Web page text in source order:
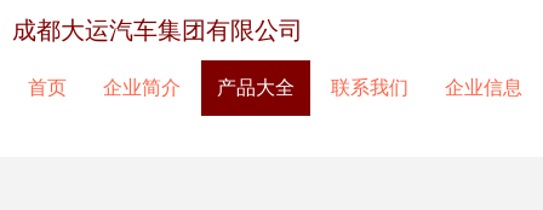
成都大运汽车集团有限公司
首页 企业简介 产品大全 联系我们 企业信息